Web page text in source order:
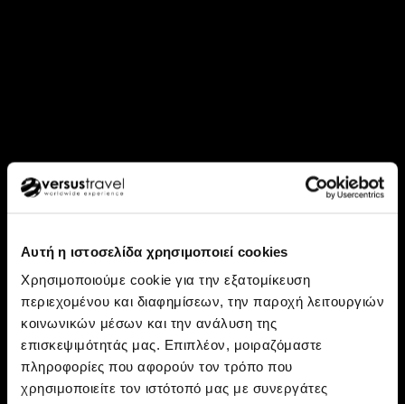
Αυτή η ιστοσελίδα χρησιμοποιεί cookies
Χρησιμοποιούμε cookie για την εξατομίκευση
περιεχομένου και διαφημίσεων, την παροχή λειτουργιών
κοινωνικών μέσων και την ανάλυση της
επισκεψιμότητάς μας. Επιπλέον, μοιραζόμαστε
πληροφορίες που αφορούν τον τρόπο που
χρησιμοποιείτε τον ιστότοπό μας με συνεργάτες
Ανακάλυψε: Ικαρία
Ικαρία - Το νησί όπου ο